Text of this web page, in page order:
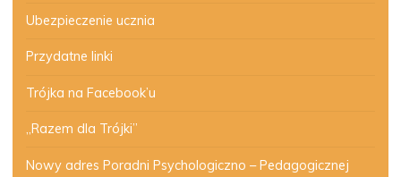
Ubezpieczenie ucznia
Przydatne linki
Trójka na Facebook’u
„Razem dla Trójki”
Nowy adres Poradni Psychologiczno – Pedagogicznej